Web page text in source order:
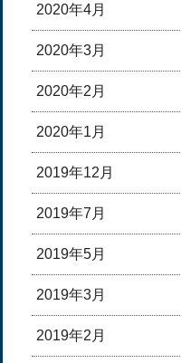
2020年4月
2020年3月
2020年2月
2020年1月
2019年12月
2019年7月
2019年5月
2019年3月
2019年2月